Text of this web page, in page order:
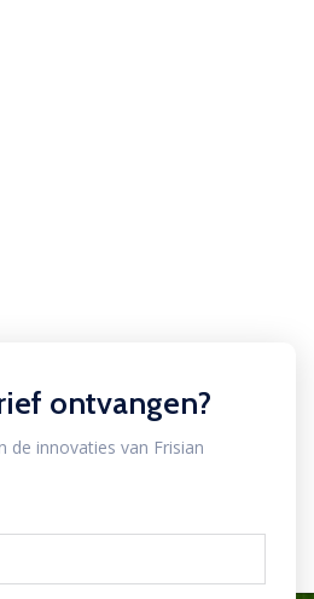
ontvangen?
de innovaties van Frisian